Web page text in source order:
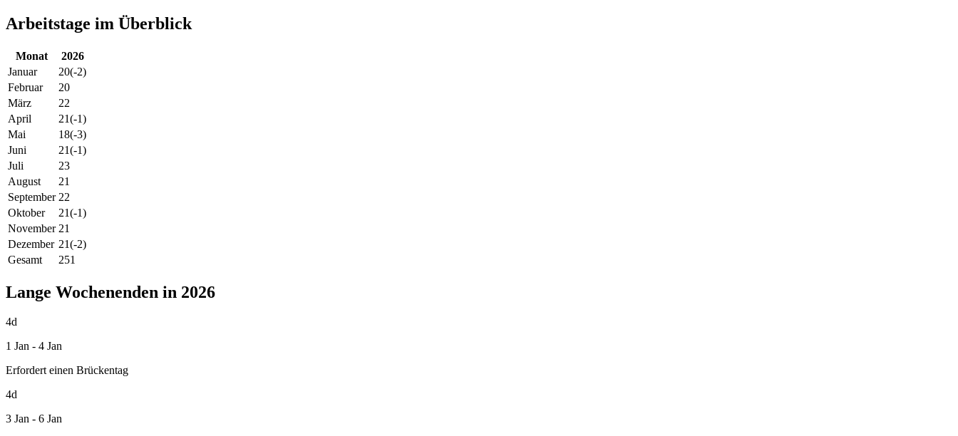
Arbeitstage im Überblick
Monat
2026
Januar
20(-2)
Februar
20
März
22
April
21(-1)
Mai
18(-3)
Juni
21(-1)
Juli
23
August
21
September 22
Oktober
21(-1)
November 21
Dezember 21(-2)
Gesamt
251
Lange Wochenenden in 2026
4d
1 Jan - 4 Jan
Erfordert einen Brückentag
4d
3 Jan - 6 Jan